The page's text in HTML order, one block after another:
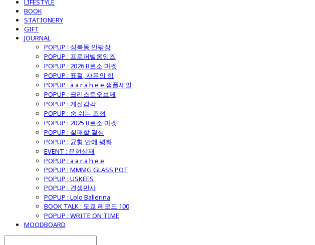
LIFESTYLE
BOOK
STATIONERY
GIFT
JOURNAL
POPUP : 성북동 안팎장
POPUP : 프로퍼빌롱잉즈
POPUP : 2026 B로소 마켓
POPUP : 표절, 사유의 힘
POPUP : a a r a h e e 샘플세일
POPUP : 크리스토오브제
POPUP : 계절감각
POPUP : 숨 쉬는 조형
POPUP : 2025 B로소 마켓
POPUP : 실패할 결심
POPUP : 균형 안에 평화
EVENT : 윤현상재
POPUP : a a r a h e e
POPUP : MMMG GLASS POT
POPUP : USKEES
POPUP : 견생만사
POPUP : Lolo Ballerina
BOOK TALK : 도쿄 레코드 100
POPUP : WRITE ON TIME
MOODBOARD